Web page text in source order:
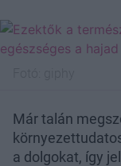
Már talán
a dolgokat, így